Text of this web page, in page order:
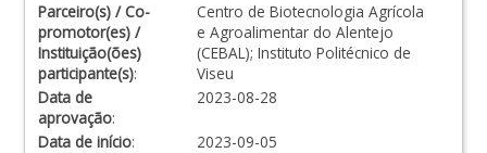
Parceiro(s) / Co-
promotor(es) /
Instituição(ões)
participante(s):
Centro de Biotecnologia Agrícola
e Agroalimentar do Alentejo
(CEBAL); Instituto Politécnico de
Viseu
Data de
aprovação:
2023-08-28
Data de início:
2023-09-05